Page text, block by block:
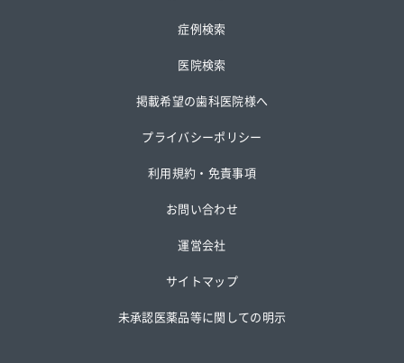
症例検索
医院検索
掲載希望の歯科医院様へ
プライバシーポリシー
利用規約・免責事項
お問い合わせ
運営会社
サイトマップ
未承認医薬品等に関しての明示